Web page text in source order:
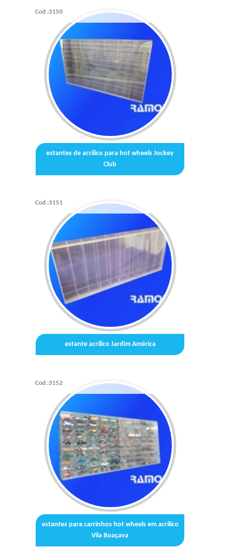
Cod.:3150
estantes de acrílico para hot wheels Jockey
Club
Cod.:3151
estante acrílico Jardim América
Cod.:3152
estantes para carrinhos hot wheels em acrílico
Vila Boaçava